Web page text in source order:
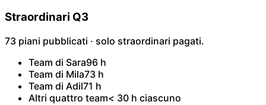
Straordinari Q3
73 piani pubblicati · solo straordinari pagati.
Team di Sara96 h
Team di Mila73 h
Team di Adil71 h
Altri quattro team< 30 h ciascuno